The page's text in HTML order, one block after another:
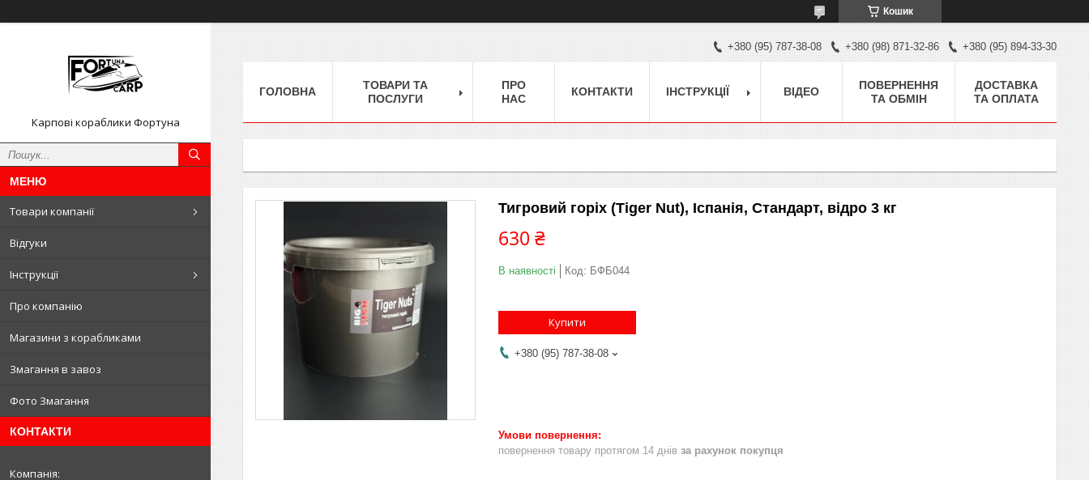
Кошик
Карпові кораблики Фортуна
Товари компанії
Відгуки
Інструкції
Про компанію
Магазини з корабликами
Змагання в завоз
Фото Змагання
КОНТАКТИ
+380 (95) 787-38-08 +380 (98) 871-32-86 +380 (95) 894-33-30
ГОЛОВНА
ТОВАРИ ТА
ПОСЛУГИ
ПРО
НАС
КОНТАКТИ ІНСТРУКЦІЇ ВІДЕО
ПОВЕРНЕННЯ
ТА ОБМІН
ДОСТАВКА
ТА ОПЛАТА
Тигровий горіх (Tiger Nut), Іспанія, Стандарт, відро 3 кг
630 ₴
В наявності Код: БФБ044
Купити
+380 (95) 787-38-08
повернення товару протягом 14 днів за рахунок покупця